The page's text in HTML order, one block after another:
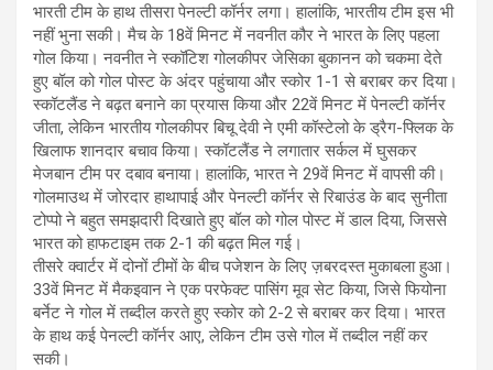
भारती टीम के हाथ तीसरा पेनल्टी कॉर्नर लगा। हालांकि, भारतीय टीम इस भी
नहीं भुना सकी। मैच के 18वें मिनट में नवनीत कौर ने भारत के लिए पहला
गोल किया। नवनीत ने स्कॉटिश गोलकीपर जेसिका बुकानन को चकमा देते
हुए बॉल को गोल पोस्ट के अंदर पहुंचाया और स्कोर 1-1 से बराबर कर दिया।
स्कॉटलैंड ने बढ़त बनाने का प्रयास किया और 22वें मिनट में पेनल्टी कॉर्नर
जीता, लेकिन भारतीय गोलकीपर बिचू देवी ने एमी कॉस्टेलो के ड्रैग-फ्लिक के
खिलाफ शानदार बचाव किया। स्कॉटलैंड ने लगातार सर्कल में घुसकर
मेजबान टीम पर दबाव बनाया। हालांकि, भारत ने 29वें मिनट में वापसी की।
गोलमाउथ में जोरदार हाथापाई और पेनल्टी कॉर्नर से रिबाउंड के बाद सुनीता
टोप्पो ने बहुत समझदारी दिखाते हुए बॉल को गोल पोस्ट में डाल दिया, जिससे
भारत को हाफटाइम तक 2-1 की बढ़त मिल गई।
तीसरे क्वार्टर में दोनों टीमों के बीच पजेशन के लिए ज़बरदस्त मुकाबला हुआ।
33वें मिनट में मैकइवान ने एक परफेक्ट पासिंग मूव सेट किया, जिसे फियोना
बर्नेट ने गोल में तब्दील करते हुए स्कोर को 2-2 से बराबर कर दिया। भारत
के हाथ कई पेनल्टी कॉर्नर आए, लेकिन टीम उसे गोल में तब्दील नहीं कर
सकी।